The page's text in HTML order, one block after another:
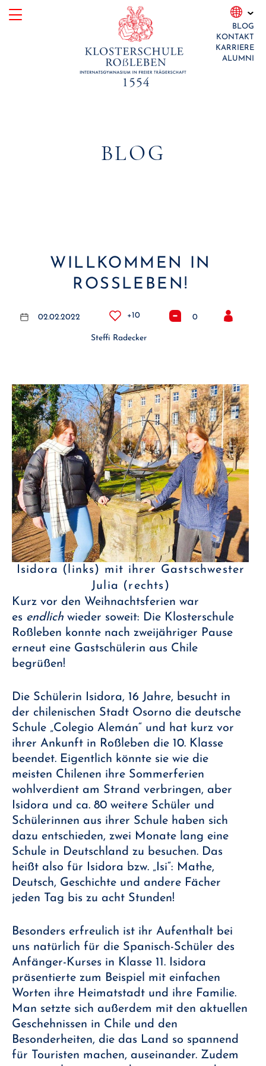
Skip
BLOG
KONTAKT
KARRIERE
ALUMNI
BLOG
WILLKOMMEN IN
ROSSLEBEN!
02.02.2022 +10 0
Steffi Radecker
Isidora (links) mit ihrer Gastschwester
Julia (rechts)
Kurz vor den Weihnachtsferien war
es endlich wieder soweit: Die Klosterschule
Roßleben konnte nach zweijähriger Pause
erneut eine Gastschülerin aus Chile
begrüßen!
Die Schülerin Isidora, 16 Jahre, besucht in
der chilenischen Stadt Osorno die deutsche
Schule „Colegio Alemán“ und hat kurz vor
ihrer Ankunft in Roßleben die 10. Klasse
beendet. Eigentlich könnte sie wie die
meisten Chilenen ihre Sommerferien
wohlverdient am Strand verbringen, aber
Isidora und ca. 80 weitere Schüler und
Schülerinnen aus ihrer Schule haben sich
dazu entschieden, zwei Monate lang eine
Schule in Deutschland zu besuchen. Das
heißt also für Isidora bzw. „Isi“: Mathe,
Deutsch, Geschichte und andere Fächer
jeden Tag bis zu acht Stunden!
Besonders erfreulich ist ihr Aufenthalt bei
uns natürlich für die Spanisch-Schüler des
Anfänger-Kurses in Klasse 11. Isidora
präsentierte zum Beispiel mit einfachen
Worten ihre Heimatstadt und ihre Familie.
Man setzte sich außerdem mit den aktuellen
Geschehnissen in Chile und den
Besonderheiten, die das Land so spannend
für Touristen machen, auseinander. Zudem